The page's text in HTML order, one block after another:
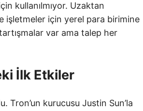
kullanılmıyor. Uzaktan
işletmeler için yerel para birimine
var ama talep her
İlk Etkiler
Tron’un kurucusu Justin Sun’la